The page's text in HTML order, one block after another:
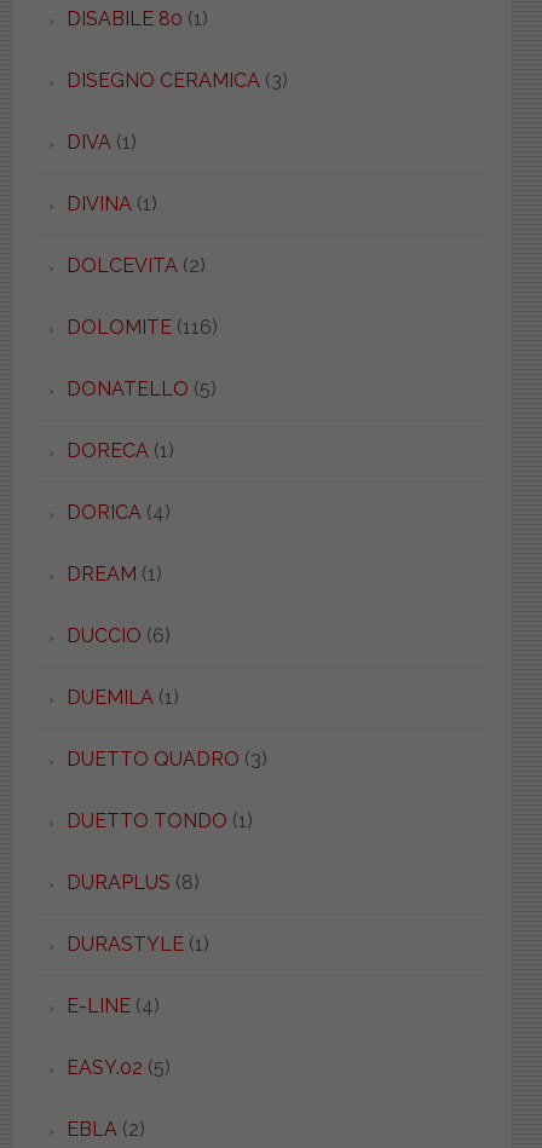
DISABILE 80 (1)
DISEGNO CERAMICA(3)
DIVA(1)
DIVINA(1)
DOLCEVITA(2)
DOLOMITE(116)
DONATELLO (5)
DORECA(1)
DORICA(4)
DREAM (1)
DUCCIO (6)
DUEMILA(1)
DUETTO QUADRO (3)
DUETTO TONDO (1)
DURAPLUS (8)
DURASTYLE(1)
E-LINE(4)
EASY.02 (5)
EBLA(2)